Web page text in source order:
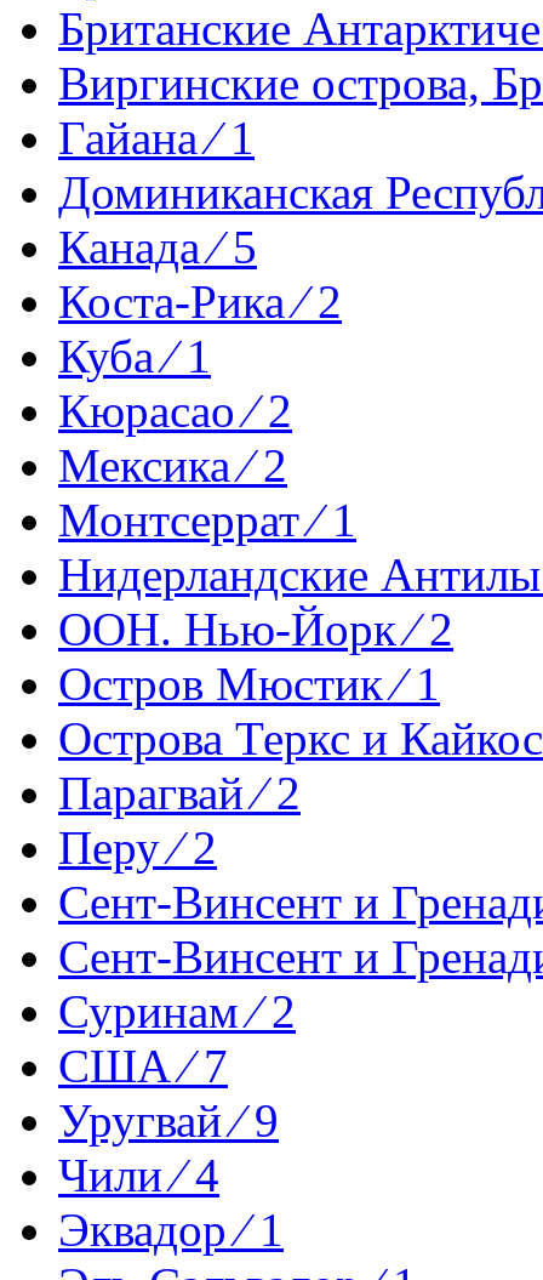
Британские
Виргинские острова,
Гайана ⁄ 1
Доминиканская
Канада ⁄ 5
Коста-Рика ⁄ 2
Куба ⁄ 1
Кюрасао ⁄ 2
Мексика ⁄ 2
Монтсеррат ⁄ 1
Нидерландские Антилы
ООН. Нью-Йорк ⁄ 2
Остров Мюстик ⁄ 1
Острова Теркс и Кайкос
Парагвай ⁄ 2
Перу ⁄ 2
Сент-Винсент и
Сент-Винсент и
Суринам ⁄ 2
США ⁄ 7
Уругвай ⁄ 9
Чили ⁄ 4
Эквадор ⁄ 1